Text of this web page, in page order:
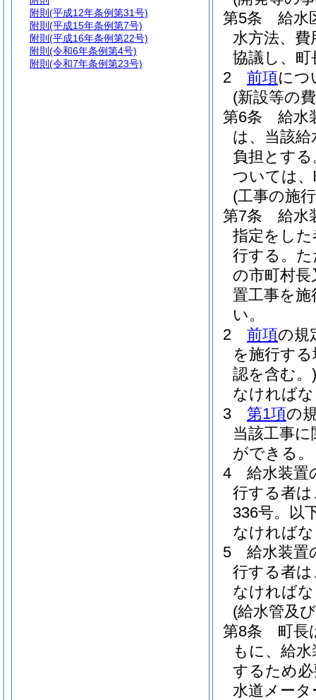
第5条
給水
水方法、
協議し、
2
前項につ
(新設等の
第6条
給水
は、当該
負担とする
ついては
(工事の施
第7条
給水
指定をした
行する。 た
の市町村
置工事を
い。
2
前項の規
を施行す
認を含む。)
なければ
3
第1項の
当該工事
ができる。
4
給水装置
行する者
336号。以
なければ
5
給水装置
行する者
なければ
(給水管及
第8条
町長
もに、給
するため
水道メー
附則 (平成12年条例第31号)
附則 (平成15年条例第7号)
附則 (平成16年条例第22号)
附則 (令和6年条例第4号)
附則 (令和7年条例第23号)